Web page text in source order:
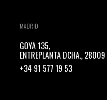
MADRID
GOYA 135,
ENTREPLANTA DCHA., 28009
+34 91 577 19 53